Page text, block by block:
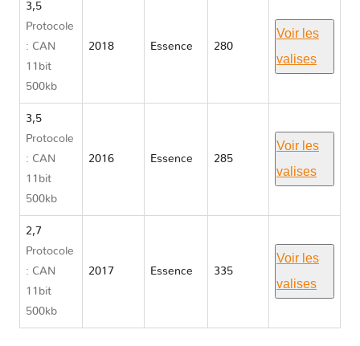
3,5
Protocole
: CAN
11bit
500kb
2018 Essence 280
Voir les
valises
3,5
Protocole
: CAN
11bit
500kb
2016 Essence 285
Voir les
valises
2,7
Protocole
: CAN
11bit
500kb
2017 Essence 335
Voir les
valises